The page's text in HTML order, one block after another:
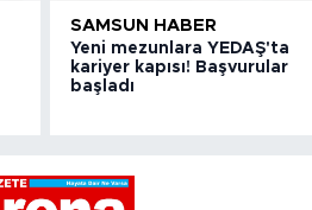
SAMSUN HABER
Yeni mezunlara YEDAŞ'ta
kariyer kapısı! Başvurular
başladı